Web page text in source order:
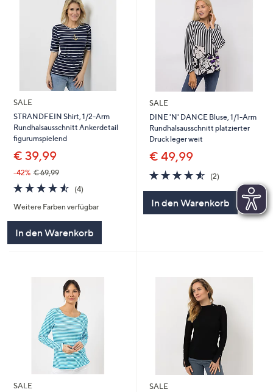
SALE
STRANDFEIN Shirt, 1/2-Arm
Rundhalsausschnitt Ankerdetail
figurumspielend
€ 39,99
-42% € 69,99
4.5
von
5
(4)
Weitere Farben verfügbar
In den Warenkorb
SALE
DINE 'N' DANCE Bluse, 1/1-Arm
Rundhalsausschnitt platzierter
Druck leger weit
€ 49,99
4.5
von
5
(2)
Bewertungen
In den Warenkorb
SALE
SALE